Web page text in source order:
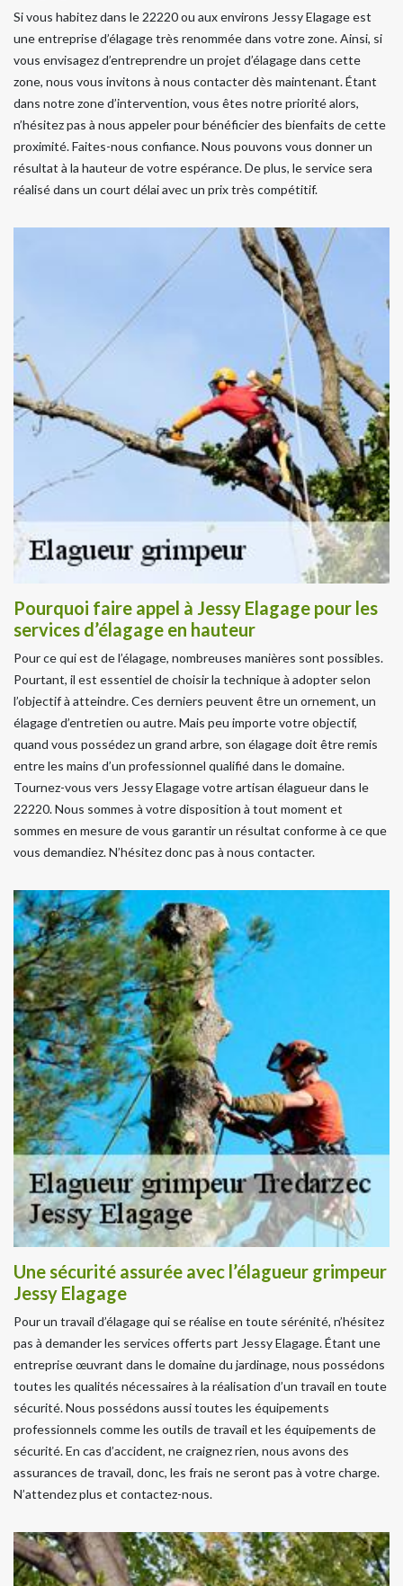
Si vous habitez dans le 22220 ou aux environs Jessy Elagage est
une entreprise d’élagage très renommée dans votre zone. Ainsi, si
vous envisagez d’entreprendre un projet d’élagage dans cette
zone, nous vous invitons à nous contacter dès maintenant. Étant
dans notre zone d’intervention, vous êtes notre priorité alors,
n’hésitez pas à nous appeler pour bénéficier des bienfaits de cette
proximité. Faites-nous confiance. Nous pouvons vous donner un
résultat à la hauteur de votre espérance. De plus, le service sera
réalisé dans un court délai avec un prix très compétitif.
Pourquoi faire appel à Jessy Elagage pour les
services d’élagage en hauteur
Pour ce qui est de l’élagage, nombreuses manières sont possibles.
Pourtant, il est essentiel de choisir la technique à adopter selon
l’objectif à atteindre. Ces derniers peuvent être un ornement, un
élagage d’entretien ou autre. Mais peu importe votre objectif,
quand vous possédez un grand arbre, son élagage doit être remis
entre les mains d’un professionnel qualifié dans le domaine.
Tournez-vous vers Jessy Elagage votre artisan élagueur dans le
22220. Nous sommes à votre disposition à tout moment et
sommes en mesure de vous garantir un résultat conforme à ce que
vous demandiez. N’hésitez donc pas à nous contacter.
Une sécurité assurée avec l’élagueur grimpeur
Jessy Elagage
Pour un travail d’élagage qui se réalise en toute sérénité, n’hésitez
pas à demander les services offerts part Jessy Elagage. Étant une
entreprise œuvrant dans le domaine du jardinage, nous possédons
toutes les qualités nécessaires à la réalisation d’un travail en toute
sécurité. Nous possédons aussi toutes les équipements
professionnels comme les outils de travail et les équipements de
sécurité. En cas d’accident, ne craignez rien, nous avons des
assurances de travail, donc, les frais ne seront pas à votre charge.
N’attendez plus et contactez-nous.